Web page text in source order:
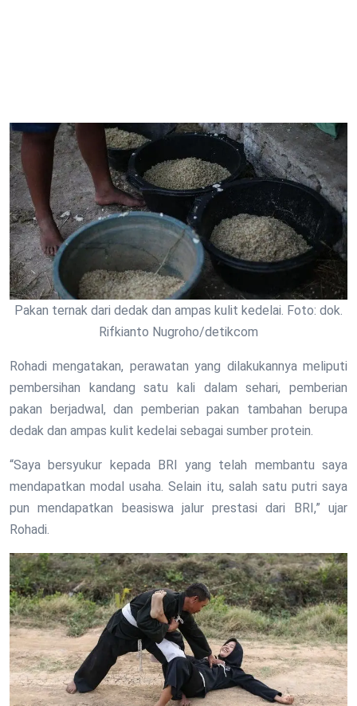
Pakan ternak dari dedak dan ampas kulit kedelai. Foto: dok.
Rifkianto Nugroho/detikcom
Rohadi mengatakan, perawatan yang dilakukannya meliputi
pembersihan kandang satu kali dalam sehari, pemberian
pakan berjadwal, dan pemberian pakan tambahan berupa
dedak dan ampas kulit kedelai sebagai sumber protein.
“Saya bersyukur kepada BRI yang telah membantu saya
mendapatkan modal usaha. Selain itu, salah satu putri saya
pun mendapatkan beasiswa jalur prestasi dari BRI,” ujar
Rohadi.